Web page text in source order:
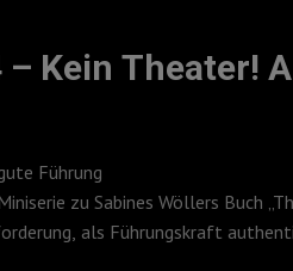
– Kein Theater!
Führung
zu Sabines Wöllers Buch
als Führungskraft